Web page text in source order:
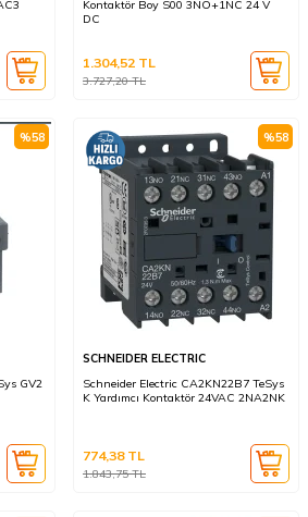
Kontaktör Boy S00 3NO+1NC 24 V
DC
3.727,20TL
1.304,52 TL
%58
GV2
%58
SCHNEIDER ELECTRIC
Schneider Electric CA2KN22B7 TeSys
K Yardımcı Kontaktör 24VAC 2NA2NK
1.843,75TL
774,38TL